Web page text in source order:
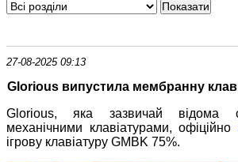
27-08-2025 09:13
Glorious випустила мембранну
Glorious, яка зазвичай відома
механічними клавіатурами, офіційно
ігрову клавіатуру GMBK 75%.